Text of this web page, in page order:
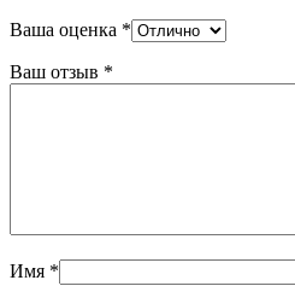
Ваша оценка *
Ваш отзыв *
Имя *